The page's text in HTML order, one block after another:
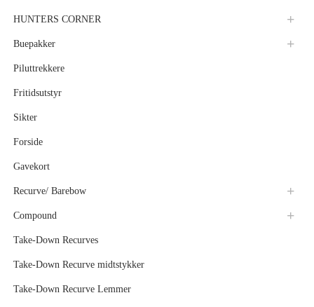
HUNTERS CORNER
Buepakker
Piluttrekkere
Fritidsutstyr
Sikter
Forside
Gavekort
Recurve/ Barebow
Compound
Take-Down Recurves
Take-Down Recurve midtstykker
Take-Down Recurve Lemmer